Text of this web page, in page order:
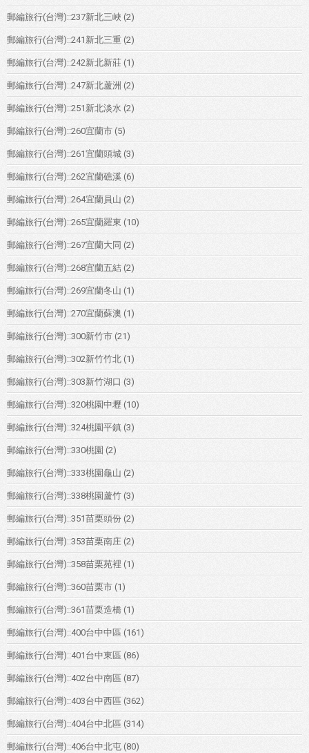
郵編旅行(台灣)::237新北三峽 (2)
郵編旅行(台灣)::241新北三重 (2)
郵編旅行(台灣)::242新北新莊 (1)
郵編旅行(台灣)::247新北蘆洲 (2)
郵編旅行(台灣)::251新北淡水 (2)
郵編旅行(台灣)::260宜蘭市 (5)
郵編旅行(台灣)::261宜蘭頭城 (3)
郵編旅行(台灣)::262宜蘭礁溪 (6)
郵編旅行(台灣)::264宜蘭員山 (2)
郵編旅行(台灣)::265宜蘭羅東 (10)
郵編旅行(台灣)::267宜蘭大同 (2)
郵編旅行(台灣)::268宜蘭五結 (2)
郵編旅行(台灣)::269宜蘭冬山 (1)
郵編旅行(台灣)::270宜蘭蘇澳 (1)
郵編旅行(台灣)::300新竹市 (21)
郵編旅行(台灣)::302新竹竹北 (1)
郵編旅行(台灣)::303新竹湖口 (3)
郵編旅行(台灣)::320桃園中壢 (10)
郵編旅行(台灣)::324桃園平鎮 (3)
郵編旅行(台灣)::330桃園 (2)
郵編旅行(台灣)::333桃園龜山 (2)
郵編旅行(台灣)::338桃園蘆竹 (3)
郵編旅行(台灣)::351苗栗頭份 (2)
郵編旅行(台灣)::353苗栗南庄 (2)
郵編旅行(台灣)::358苗栗苑裡 (1)
郵編旅行(台灣)::360苗栗市 (1)
郵編旅行(台灣)::361苗栗造橋 (1)
郵編旅行(台灣)::400台中中區 (161)
郵編旅行(台灣)::401台中東區 (86)
郵編旅行(台灣)::402台中南區 (87)
郵編旅行(台灣)::403台中西區 (362)
郵編旅行(台灣)::404台中北區 (314)
郵編旅行(台灣)::406台中北屯 (80)